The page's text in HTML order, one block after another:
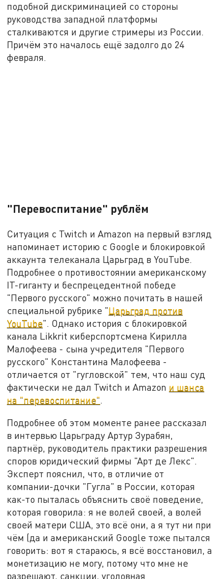
подобной дискриминацией со стороны
руководства западной платформы
сталкиваются и другие стримеры из России.
Причём это началось ещё задолго до 24
февраля.
"Перевоспитание" рублём
Ситуация с Twitch и Amazon на первый взгляд
напоминает историю с Google и блокировкой
аккаунта телеканала Царьград в YouTube.
Подробнее о противостоянии американскому
IT-гиганту и беспрецедентной победе
"Первого русского" можно почитать в нашей
специальной рубрике "Царьград против
YouTube". Однако история с блокировкой
канала Likkrit киберспортсмена Кирилла
Малофеева - сына учредителя "Первого
русского" Константина Малофеева -
отличается от "гугловской" тем, что наш суд
фактически не дал Twitch и Amazon и шанса
на "перевоспитание".
Подробнее об этом моменте ранее рассказал
в интервью Царьграду Артур Зурабян,
партнёр, руководитель практики разрешения
споров юридический фирмы "Арт де Лекс".
Эксперт пояснил, что, в отличие от
компании-дочки "Гугла" в России, которая
как-то пыталась объяснить своё поведение,
которая говорила: я не волей своей, а волей
своей матери США, это всё они, а я тут ни при
чём (да и американский Google тоже пытался
говорить: вот я стараюсь, я всё восстановил, а
монетизацию не могу, потому что мне не
разрешают, санкции, уголовная